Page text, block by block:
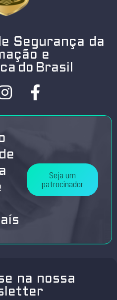
Segurança da
e
do Brasil
Seja um
patrocinador
na nossa